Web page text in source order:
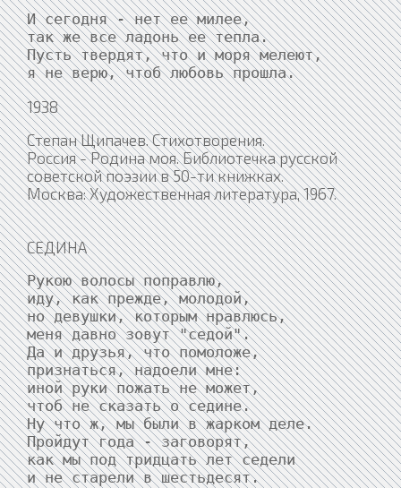
И сегодня - нет ее милее,
так же все ладонь ее тепла.
Пусть твердят, что и моря мелеют,
я не верю, чтоб любовь прошла.
1938
Степан Щипачев. Стихотворения.
Россия - Родина моя. Библиотечка русской
советской поэзии в 50-ти книжках.
Москва: Художественная литература, 1967.
СЕДИНА
Рукою волосы поправлю,
иду, как прежде, молодой,
но девушки, которым нравлюсь,
меня давно зовут "седой".
Да и друзья, что помоложе,
признаться, надоели мне:
иной руки пожать не может,
чтоб не сказать о седине.
Ну что ж, мы были в жарком деле.
Пройдут года - заговорят,
как мы под тридцать лет седели
и не старели в шестьдесят.